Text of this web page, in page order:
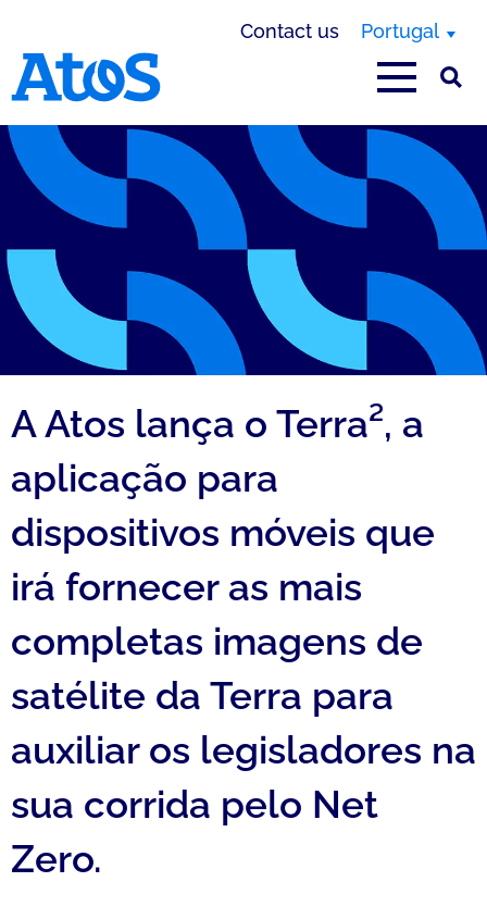
Contact us Portugal
A Atos lança o Terra², a
aplicação para
dispositivos móveis que
irá fornecer as mais
completas imagens de
satélite da Terra para
auxiliar os legisladores na
sua corrida pelo Net
Zero.